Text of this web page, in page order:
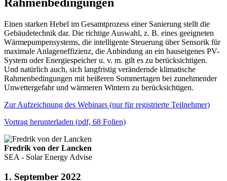
Einen starken Hebel im Gesamtprozess einer Sanierung stellt die
Gebäudetechnik dar. Die richtige Auswahl, z. B. eines geeigneten
Wärmepumpensystems, die intelligente Steuerung über Sensorik für
maximale Anlageneffizienz, die Anbindung an ein hauseigenes PV-
System oder Energiespeicher u. v. m. gilt es zu berücksichtigen.
Und natürlich auch, sich langfristig verändernde klimatische
Rahmenbedingungen mit heißeren Sommertagen bei zunehmender
Unwettergefahr und wärmeren Wintern zu berücksichtigen.
Zur Aufzeichnung des Webinars (nur für registrierte Teilnehmer)
Vortrag herunterladen (pdf, 68 Folien)
Fredrik von der Lancken
SEA - Solar Energy Advise
1. September 2022